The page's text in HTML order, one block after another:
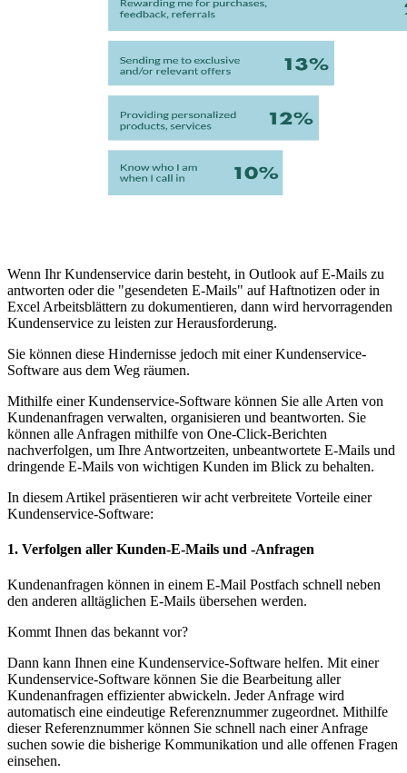
Wenn Ihr Kundenservice darin besteht, in Outlook auf E-Mails zu
antworten oder die "gesendeten E-Mails" auf Haftnotizen oder in
Excel Arbeitsblättern zu dokumentieren, dann wird hervorragenden
Kundenservice zu leisten zur Herausforderung.
Sie können diese Hindernisse jedoch mit einer Kundenservice-
Software aus dem Weg räumen.
Mithilfe einer Kundenservice-Software können Sie alle Arten von
Kundenanfragen verwalten, organisieren und beantworten. Sie
können alle Anfragen mithilfe von One-Click-Berichten
nachverfolgen, um Ihre Antwortzeiten, unbeantwortete E-Mails und
dringende E-Mails von wichtigen Kunden im Blick zu behalten.
In diesem Artikel präsentieren wir acht verbreitete Vorteile einer
Kundenservice-Software:
1. Verfolgen aller Kunden-E-Mails und -Anfragen
Kundenanfragen können in einem E-Mail Postfach schnell neben
den anderen alltäglichen E-Mails übersehen werden.
Kommt Ihnen das bekannt vor?
Dann kann Ihnen eine Kundenservice-Software helfen. Mit einer
Kundenservice-Software können Sie die Bearbeitung aller
Kundenanfragen effizienter abwickeln. Jeder Anfrage wird
automatisch eine eindeutige Referenznummer zugeordnet. Mithilfe
dieser Referenznummer können Sie schnell nach einer Anfrage
suchen sowie die bisherige Kommunikation und alle offenen Fragen
einsehen.